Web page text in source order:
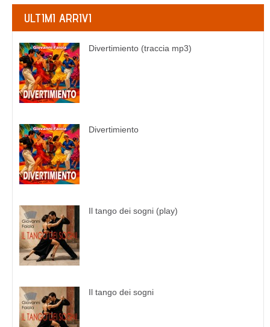
ULTIMI ARRIVI
Divertimiento (traccia mp3)
Divertimiento
Il tango dei sogni (play)
Il tango dei sogni